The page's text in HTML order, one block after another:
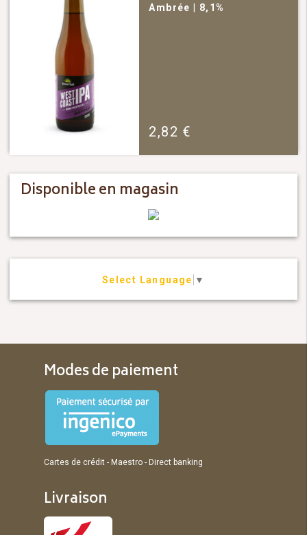
Ambrée
| 8,1%
2,82 €
Disponible en magasin
Select Language ▼
Modes de paiement
Cartes de crédit - Maestro - Direct banking
Livraison